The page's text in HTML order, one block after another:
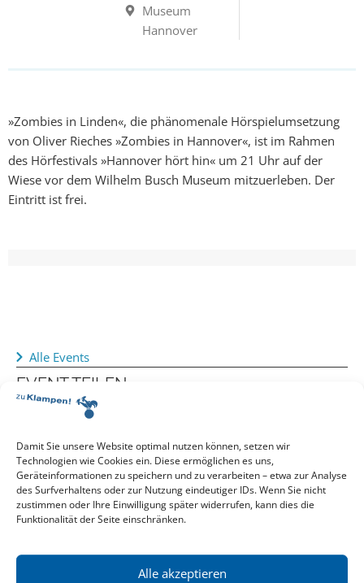
Damit Sie unsere Website optimal nutzen können, setzen wir
Technologien wie Cookies ein. Diese ermöglichen es uns,
Geräteinformationen zu speichern und zu verarbeiten – etwa zur Analyse
des Surfverhaltens oder zur Nutzung eindeutiger IDs. Wenn Sie nicht
zustimmen oder Ihre Einwilligung später widerrufen, kann dies die
Funktionalität der Seite einschränken.
Alle akzeptieren
Museum
Hannover
»Zombies in Linden«, die phänomenale Hörspielumsetzung
von Oliver Rieches »Zombies in Hannover«, ist im Rahmen
des Hörfestivals »Hannover hört hin« um 21 Uhr auf der
Wiese vor dem Wilhelm Busch Museum mitzuerleben. Der
Eintritt ist frei.
Alle Events
EVENT TEILEN
VERANSTALTUNGSORT
Wilhelm Busch Museum Hannover
GoogleMaps
21. August 2020
00:00 Uhr